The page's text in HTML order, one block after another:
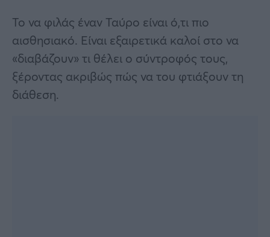
Το να φιλάς έναν Ταύρο είναι ό,τι πιο
αισθησιακό. Είναι εξαιρετικά καλοί στο να
«διαβάζουν» τι θέλει ο σύντροφός τους,
ξέροντας ακριβώς πώς να του φτιάξουν τη
διάθεση.